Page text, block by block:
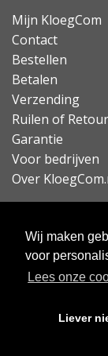
Wij maken
voor
Lees onze
Liever
Mijn KloegCom
Contact
Bestellen
Betalen
Verzending
Ruilen of
Garantie
Voor bedrijven
Over